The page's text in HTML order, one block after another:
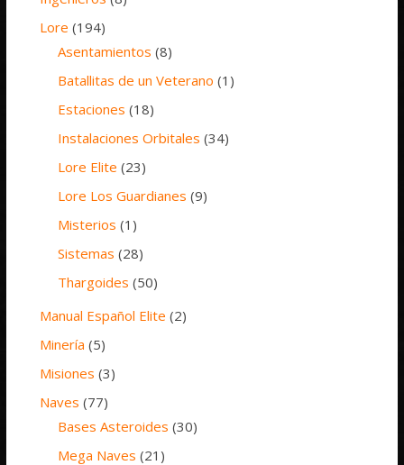
Lore (194)
Asentamientos (8)
Batallitas de un Veterano (1)
Estaciones (18)
Instalaciones Orbitales (34)
Lore Elite (23)
Lore Los Guardianes (9)
Misterios (1)
Sistemas (28)
Thargoides (50)
Manual Español Elite (2)
Minería (5)
Misiones (3)
Naves (77)
Bases Asteroides (30)
Mega Naves (21)